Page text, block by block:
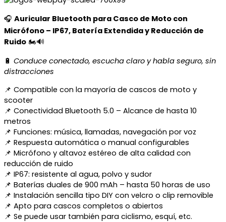
🎧 Auricular Bluetooth para Casco de Moto con
Micrófono – IP67, Batería Extendida y Reducción de
Ruido 🏍️🔊
🔋 Conduce conectado, escucha claro y habla seguro, sin
distracciones
📌 Compatible con la mayoría de cascos de moto y
scooter
📌 Conectividad Bluetooth 5.0 – Alcance de hasta 10
metros
📌 Funciones: música, llamadas, navegación por voz
📌 Respuesta automática o manual configurables
📌 Micrófono y altavoz estéreo de alta calidad con
reducción de ruido
📌 IP67: resistente al agua, polvo y sudor
📌 Baterías duales de 900 mAh – hasta 50 horas de uso
📌 Instalación sencilla tipo DIY con velcro o clip removible
📌 Apto para cascos completos o abiertos
📌 Se puede usar también para ciclismo, esquí, etc.